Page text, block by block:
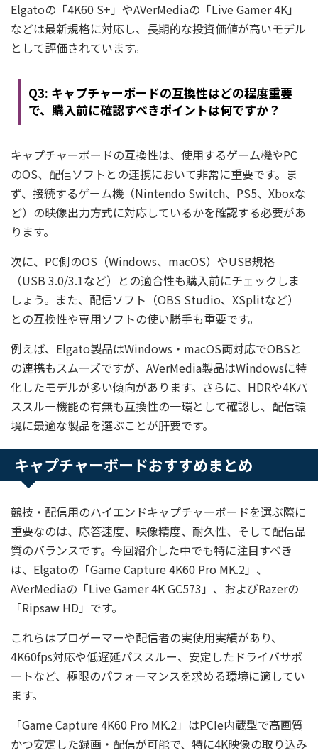
Elgatoの「4K60 S+」やAVerMediaの「Live Gamer 4K」
などは最新規格に対応し、長期的な投資価値が高いモデル
として評価されています。
Q3: キャプチャーボードの互換性はどの程度重要
で、購入前に確認すべきポイントは何ですか？
キャプチャーボードの互換性は、使用するゲーム機やPC
のOS、配信ソフトとの連携において非常に重要です。ま
ず、接続するゲーム機（Nintendo Switch、PS5、Xboxな
ど）の映像出力方式に対応しているかを確認する必要があ
ります。
次に、PC側のOS（Windows、macOS）やUSB規格
（USB 3.0/3.1など）との適合性も購入前にチェックしま
しょう。また、配信ソフト（OBS Studio、XSplitなど）
との互換性や専用ソフトの使い勝手も重要です。
例えば、Elgato製品はWindows・macOS両対応でOBSと
の連携もスムーズですが、AVerMedia製品はWindowsに特
化したモデルが多い傾向があります。さらに、HDRや4Kパ
ススルー機能の有無も互換性の一環として確認し、配信環
境に最適な製品を選ぶことが肝要です。
キャプチャーボードおすすめまとめ
競技・配信用のハイエンドキャプチャーボードを選ぶ際に
重要なのは、応答速度、映像精度、耐久性、そして配信品
質のバランスです。今回紹介した中でも特に注目すべき
は、Elgatoの「Game Capture 4K60 Pro MK.2」、
AVerMediaの「Live Gamer 4K GC573」、およびRazerの
「Ripsaw HD」です。
これらはプロゲーマーや配信者の実使用実績があり、
4K60fps対応や低遅延パススルー、安定したドライバサポ
ートなど、極限のパフォーマンスを求める環境に適してい
ます。
「Game Capture 4K60 Pro MK.2」はPCIe内蔵型で高画質
かつ安定した録画・配信が可能で、特に4K映像の取り込み